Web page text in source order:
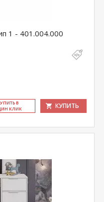
1 - 401.004.000
В
КЛИК
КУПИТЬ